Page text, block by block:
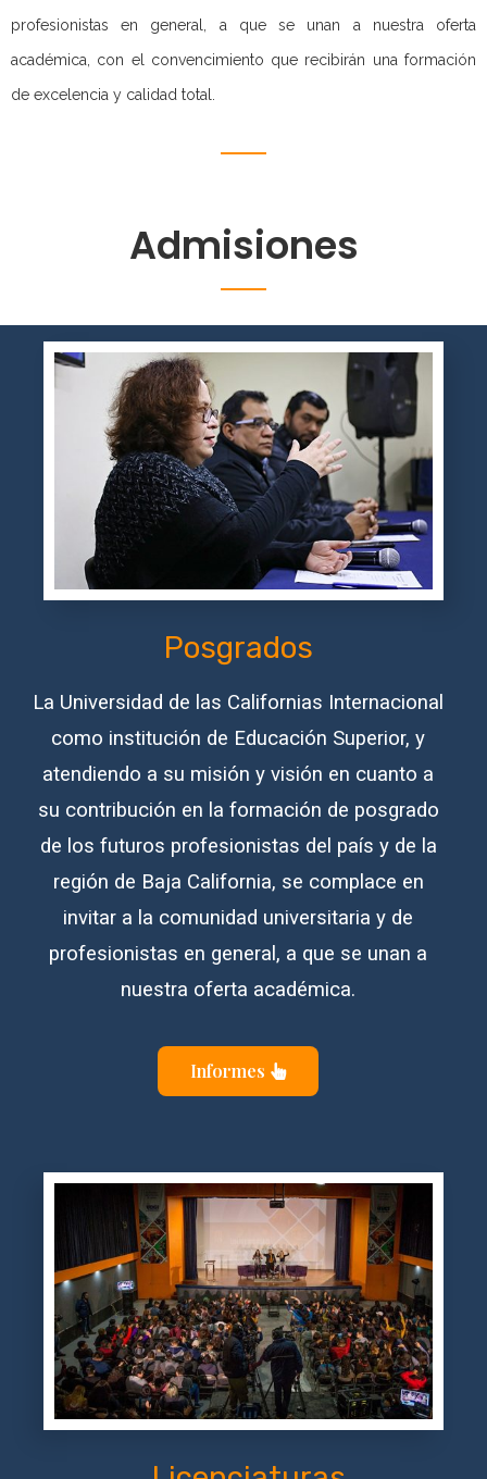
profesionistas en general, a que se unan a nuestra oferta
académica, con el convencimiento que recibirán una formación
de excelencia y calidad total.
Admisiones
Posgrados
La Universidad de las Californias Internacional
como institución de Educación Superior, y
atendiendo a su misión y visión en cuanto a
su contribución en la formación de posgrado
de los futuros profesionistas del país y de la
región de Baja California, se complace en
invitar a la comunidad universitaria y de
profesionistas en general, a que se unan a
nuestra oferta académica.
Informes